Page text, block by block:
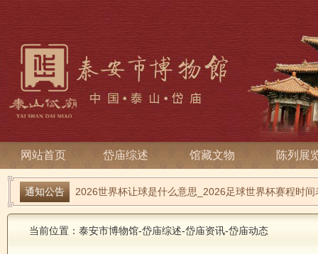
网站首页 岱庙综述 馆藏文物 陈列展
通知公告
2026世界杯让球是什么意思_2026足球世界杯赛程时间
当前位置： 泰安市博物馆-岱庙综述-岱庙资讯-岱庙动态